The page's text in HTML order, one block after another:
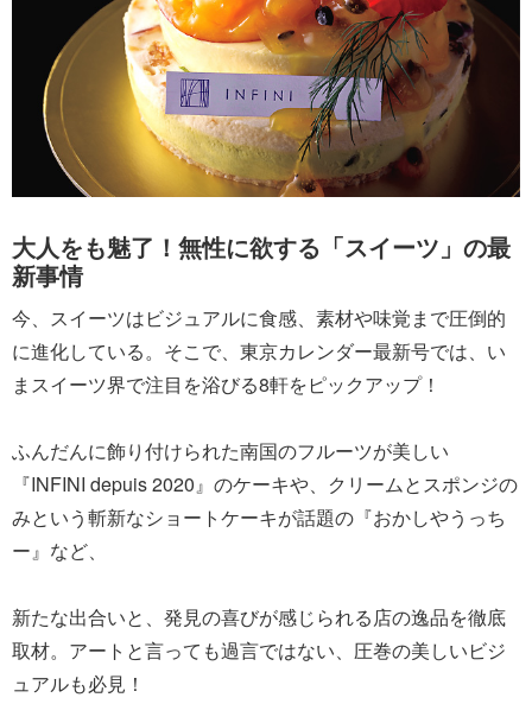
大人をも魅了！無性に欲する「スイーツ」の最
新事情
今、スイーツはビジュアルに食感、素材や味覚まで圧倒的
に進化している。そこで、東京カレンダー最新号では、い
まスイーツ界で注目を浴びる8軒をピックアップ！
ふんだんに飾り付けられた南国のフルーツが美しい
『INFINI depuis 2020』のケーキや、クリームとスポンジの
みという斬新なショートケーキが話題の『おかしやうっち
ー』など、
新たな出合いと、発見の喜びが感じられる店の逸品を徹底
取材。アートと言っても過言ではない、圧巻の美しいビジ
ュアルも必見！